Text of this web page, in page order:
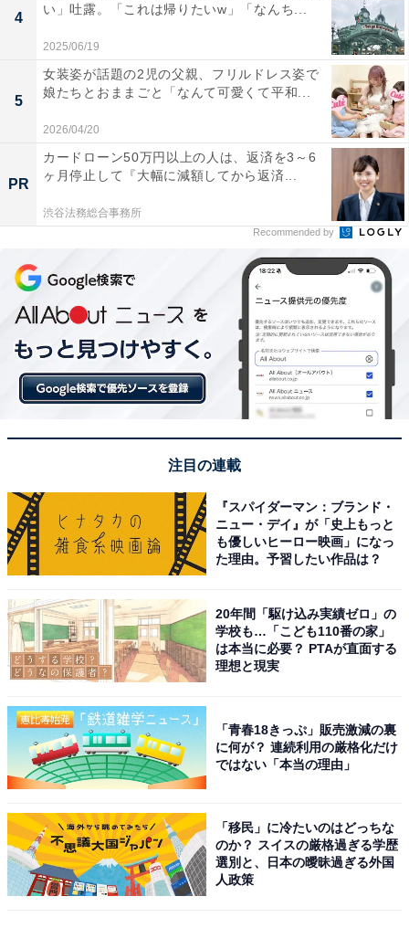
4
い」吐露。「これは帰りたいw」「なんち...
2025/06/19
5
女装姿が話題の2児の父親、フリルドレス姿で
娘たちとおままごと「なんて可愛くて平和...
2026/04/20
PR
カードローン50万円以上の人は、返済を3～6
ヶ月停止して『大幅に減額してから返済...
渋谷法務総合事務所
Recommended by
注目の連載
『スパイダーマン：ブランド・
ニュー・デイ』が「史上もっと
も優しいヒーロー映画」になっ
た理由。予習したい作品は？
20年間「駆け込み実績ゼロ」の
学校も…「こども110番の家」
は本当に必要？ PTAが直面する
理想と現実
「青春18きっぷ」販売激減の裏
に何が？ 連続利用の厳格化だけ
ではない「本当の理由」
「移民」に冷たいのはどっちな
のか？ スイスの厳格過ぎる学歴
選別と、日本の曖昧過ぎる外国
人政策